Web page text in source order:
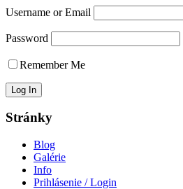
Username or Email
Password
Remember Me
Stránky
Blog
Galérie
Info
Prihlásenie / Login